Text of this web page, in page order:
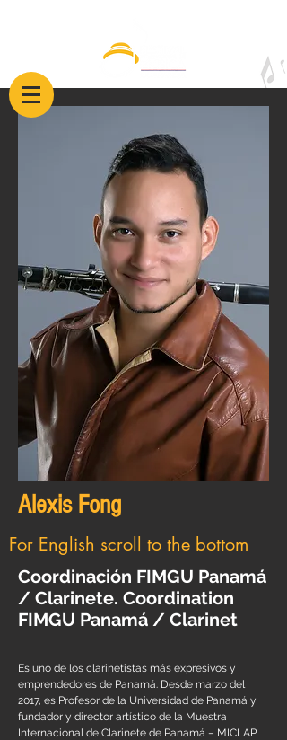
Alexis Fong
Coordinación FIMGU Panamá
/ Clarinete. Coordination
FIMGU Panamá / Clarinet
Es uno de los clarinetistas más expresivos y
emprendedores de Panamá. Desde marzo del
2017, es Profesor de la Universidad de Panamá y
fundador y director artístico de la Muestra
Internacional de Clarinete de Panamá – MICLAP
For English scroll to the bottom